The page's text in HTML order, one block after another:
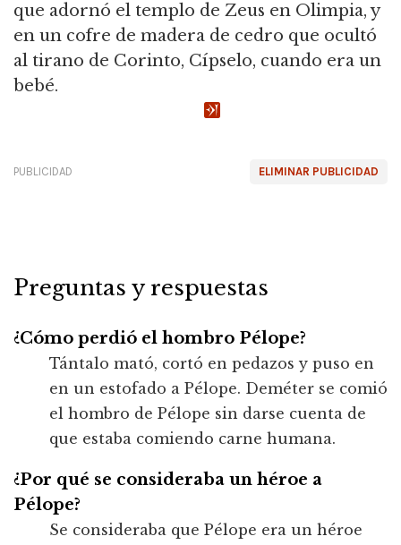
que adornó el templo de Zeus en Olimpia, y
en un cofre de madera de cedro que ocultó
al tirano de Corinto, Cípselo, cuando era un
bebé.
ELIMINAR PUBLICIDAD
PUBLICIDAD
Preguntas y respuestas
¿Cómo perdió el hombro Pélope?
Tántalo mató, cortó en pedazos y puso en
en un estofado a Pélope. Deméter se comió
el hombro de Pélope sin darse cuenta de
que estaba comiendo carne humana.
¿Por qué se consideraba un héroe a
Pélope?
Se consideraba que Pélope era un héroe